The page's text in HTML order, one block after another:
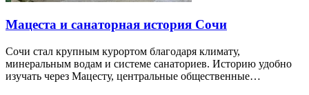
Мацеста и санаторная история Сочи
Сочи стал крупным курортом благодаря климату,
минеральным водам и системе санаториев. Историю удобно
изучать через Мацесту, центральные общественные…